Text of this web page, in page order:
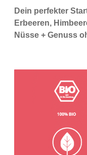
Dein perfekter
Erbeeren,
Nüsse + Genuss